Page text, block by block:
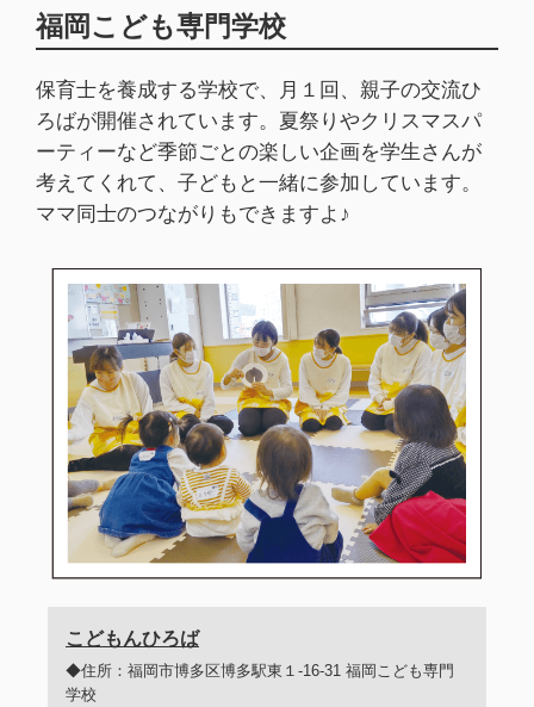
福岡こども専門学校
保育士を養成する学校で、月１回、親子の交流ひ
ろばが開催されています。夏祭りやクリスマスパ
ーティーなど季節ごとの楽しい企画を学生さんが
考えてくれて、子どもと一緒に参加しています。
ママ同士のつながりもできますよ♪
こどもんひろば
◆住所：福岡市博多区博多駅東１-16-31 福岡こども専門
学校